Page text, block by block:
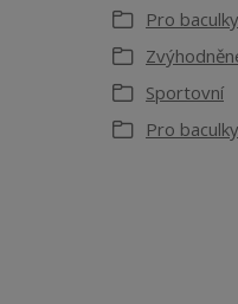
Pro baculky
Sportovní
Pro baculky